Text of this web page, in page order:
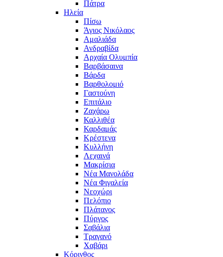
Πάτρα
Ηλεία
Πίσω
Άγιος Νικόλαος
Αμαλιάδα
Ανδραβίδα
Αρχαία Ολυμπία
Βαρβάσαινα
Βάρδα
Βαρθολομιό
Γαστούνη
Επιτάλιο
Ζαχάρω
Καλλιθέα
Καρδαμάς
Κρέστενα
Κυλλήνη
Λεχαινά
Μακρίσια
Νέα Μανολάδα
Νέα Φιγαλεία
Νεοχώρι
Πελόπιο
Πλάτανος
Πύργος
Σαβάλια
Τραγανό
Χαβάρι
Κόρινθος